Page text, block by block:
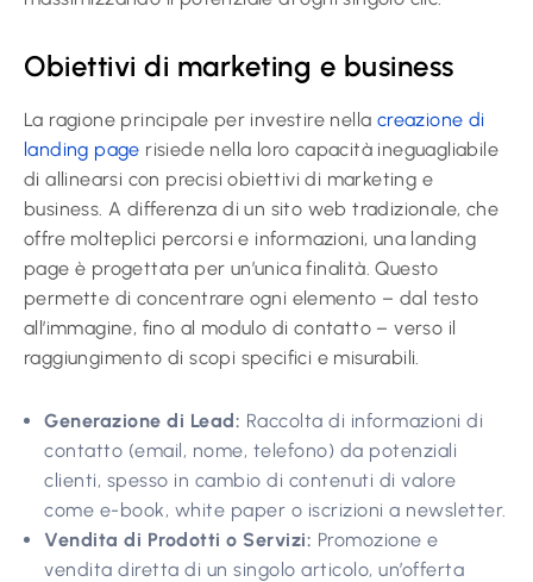
Obiettivi di marketing e business
La ragione principale per investire nella creazione di
landing page risiede nella loro capacità ineguagliabile
di allinearsi con precisi obiettivi di marketing e
business. A differenza di un sito web tradizionale, che
offre molteplici percorsi e informazioni, una landing
page è progettata per un’unica finalità. Questo
permette di concentrare ogni elemento – dal testo
all’immagine, fino al modulo di contatto – verso il
raggiungimento di scopi specifici e misurabili.
Generazione di Lead: Raccolta di informazioni di
contatto (email, nome, telefono) da potenziali
clienti, spesso in cambio di contenuti di valore
come e-book, white paper o iscrizioni a newsletter.
Vendita di Prodotti o Servizi: Promozione e
vendita diretta di un singolo articolo, un’offerta